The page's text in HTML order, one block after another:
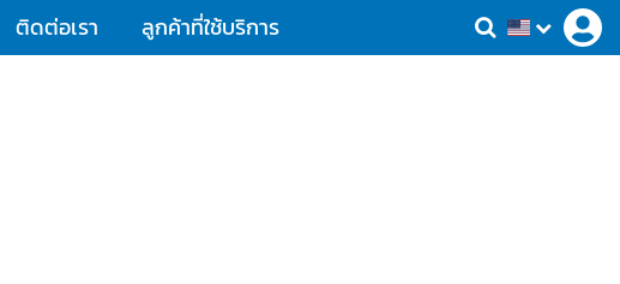
ติดต่อเรา ลูกค้าที่ใช้บริการ